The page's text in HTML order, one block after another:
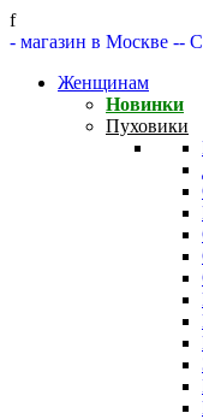
f
- магазин в Москве --
Женщинам
Новинки
Пуховики